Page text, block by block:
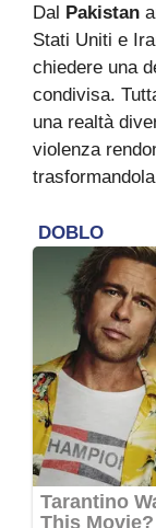
Dal Pakistan
Stati Uniti e
chiedere una
condivisa.
una realtà
violenza